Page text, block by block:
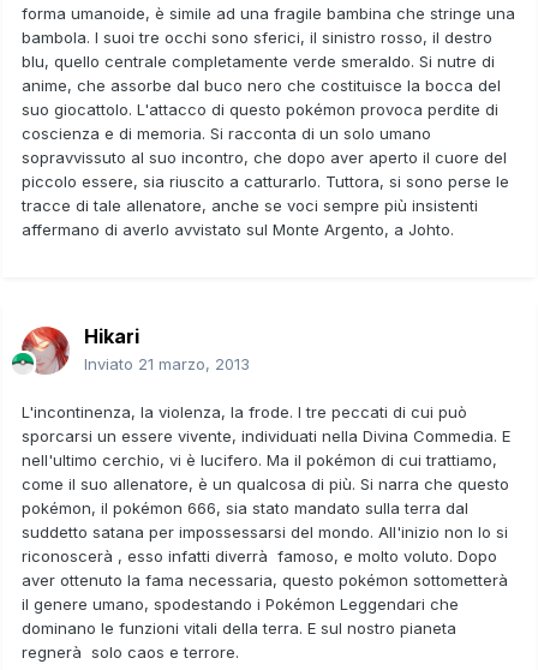
forma umanoide, è simile ad una fragile bambina che stringe una
bambola. I suoi tre occhi sono sferici, il sinistro rosso, il destro
blu, quello centrale completamente verde smeraldo. Si nutre di
anime, che assorbe dal buco nero che costituisce la bocca del
suo giocattolo. L'attacco di questo pokémon provoca perdite di
coscienza e di memoria. Si racconta di un solo umano
sopravvissuto al suo incontro, che dopo aver aperto il cuore del
piccolo essere, sia riuscito a catturarlo. Tuttora, si sono perse le
tracce di tale allenatore, anche se voci sempre più insistenti
affermano di averlo avvistato sul Monte Argento, a Johto.
Hikari
Inviato 21 marzo, 2013
L'incontinenza, la violenza, la frode. I tre peccati di cui può
sporcarsi un essere vivente, individuati nella Divina Commedia. E
nell'ultimo cerchio, vi è lucifero. Ma il pokémon di cui trattiamo,
come il suo allenatore, è un qualcosa di più. Si narra che questo
pokémon, il pokémon 666, sia stato mandato sulla terra dal
suddetto satana per impossessarsi del mondo. All'inizio non lo si
riconoscerà , esso infatti diverrà famoso, e molto voluto. Dopo
aver ottenuto la fama necessaria, questo pokémon sottometterà
il genere umano, spodestando i Pokémon Leggendari che
dominano le funzioni vitali della terra. E sul nostro pianeta
regnerà solo caos e terrore.